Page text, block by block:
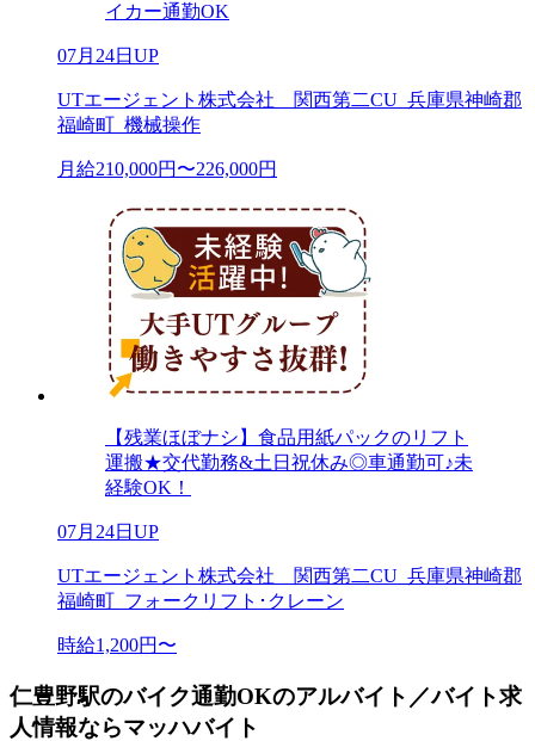
イカー通勤OK
07月24日UP
UTエージェント株式会社 関西第二CU_兵庫県神崎郡
福崎町_機械操作
月給210,000円〜226,000円
【残業ほぼナシ】食品用紙パックのリフト
運搬★交代勤務&土日祝休み◎車通勤可♪未
経験OK！
07月24日UP
UTエージェント株式会社 関西第二CU_兵庫県神崎郡
福崎町_フォークリフト･クレーン
時給1,200円〜
仁豊野駅のバイク通勤OKのアルバイト／バイト求
人情報ならマッハバイト